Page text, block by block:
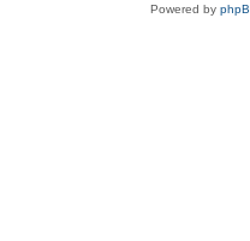
Powered by